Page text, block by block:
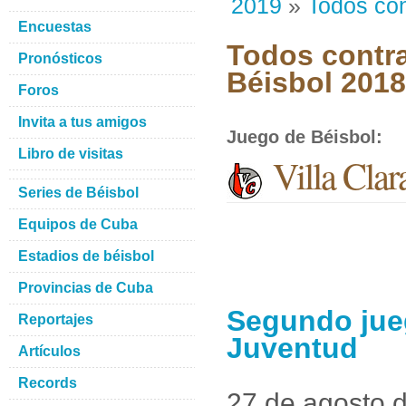
2019 » Todos
Todos
Béisbol
Juego de Béisbol :
Villa
Segundo
Juventud
Encuestas
Pronósticos
Foros
Invita a tus amigos
Libro de visitas
Series de Béisbol
Equipos de Cuba
Estadios de béisbol
Provincias de Cuba
Reportajes
Artículos
Records